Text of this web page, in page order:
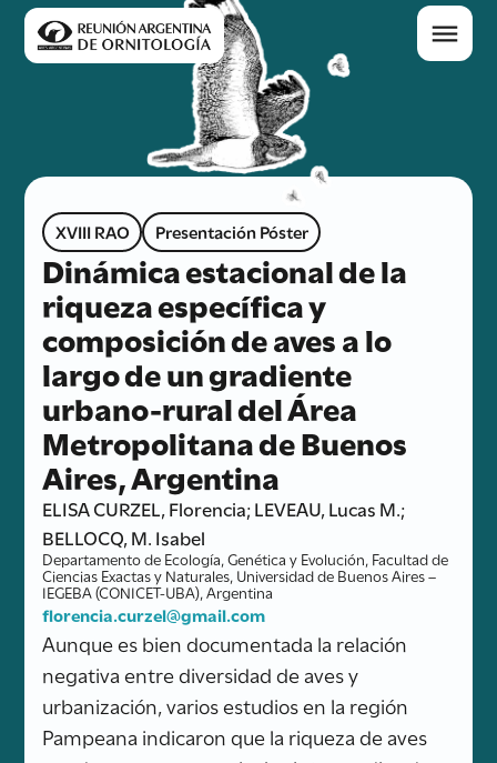
XVIII RAO Presentación Póster
Dinámica estacional de la
riqueza específica y
composición de aves a lo
largo de un gradiente
urbano-rural del Área
Metropolitana de Buenos
Aires, Argentina
ELISA CURZEL, Florencia; LEVEAU, Lucas M.;
BELLOCQ, M. Isabel
Departamento de Ecología, Genética y Evolución, Facultad de
Ciencias Exactas y Naturales, Universidad de Buenos Aires –
IEGEBA (CONICET-UBA), Argentina
florencia.curzel@gmail.com
Aunque es bien documentada la relación
negativa entre diversidad de aves y
urbanización, varios estudios en la región
Pampeana indicaron que la riqueza de aves